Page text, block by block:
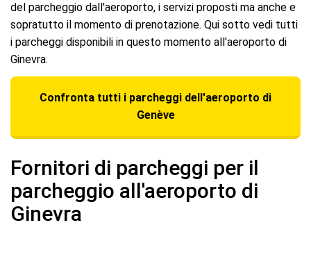
del parcheggio dall'aeroporto, i servizi proposti ma anche e
sopratutto il momento di prenotazione. Qui sotto vedi tutti
i parcheggi disponibili in questo momento all'aeroporto di
Ginevra.
Confronta tutti i parcheggi dell'aeroporto di
Genève
Fornitori di parcheggi per il
parcheggio all'aeroporto di
Ginevra